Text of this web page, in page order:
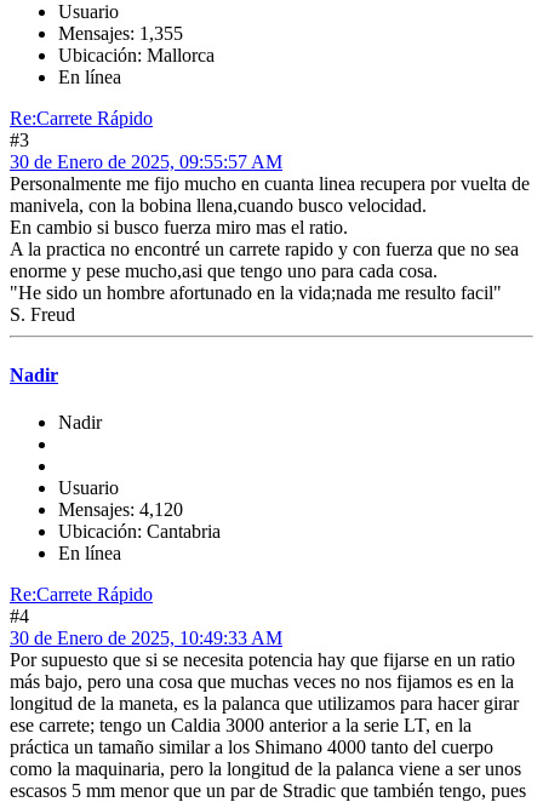
Usuario
Mensajes: 1,355
Ubicación: Mallorca
En línea
Re:Carrete Rápido
#3
30 de Enero de 2025, 09:55:57 AM
Personalmente me fijo mucho en cuanta linea recupera por vuelta de
manivela, con la bobina llena,cuando busco velocidad.
En cambio si busco fuerza miro mas el ratio.
A la practica no encontré un carrete rapido y con fuerza que no sea
enorme y pese mucho,asi que tengo uno para cada cosa.
"He sido un hombre afortunado en la vida;nada me resulto facil"
S. Freud
Nadir
Nadir
Usuario
Mensajes: 4,120
Ubicación: Cantabria
En línea
Re:Carrete Rápido
#4
30 de Enero de 2025, 10:49:33 AM
Por supuesto que si se necesita potencia hay que fijarse en un ratio
más bajo, pero una cosa que muchas veces no nos fijamos es en la
longitud de la maneta, es la palanca que utilizamos para hacer girar
ese carrete; tengo un Caldia 3000 anterior a la serie LT, en la
práctica un tamaño similar a los Shimano 4000 tanto del cuerpo
como la maquinaria, pero la longitud de la palanca viene a ser unos
escasos 5 mm menor que un par de Stradic que también tengo, pues